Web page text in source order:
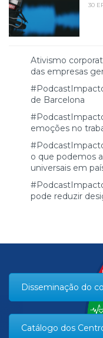
30
Ativismo
das empresas
de Barcelona
emoções no
o que podemos
universais em
pode reduzir
Disseminação do
Catálogo dos